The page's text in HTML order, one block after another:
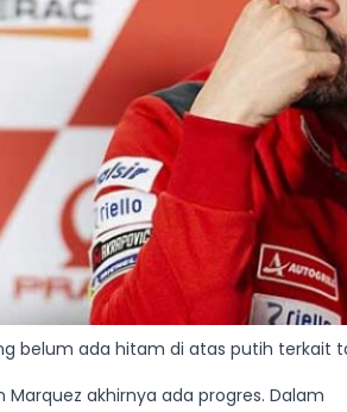
belum ada hitam di atas putih terkait
Marquez akhirnya ada progres. Dalam